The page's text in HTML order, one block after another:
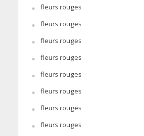
fleurs rouges
fleurs rouges
fleurs rouges
fleurs rouges
fleurs rouges
fleurs rouges
fleurs rouges
fleurs rouges